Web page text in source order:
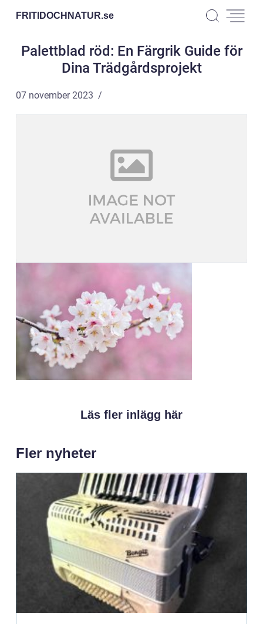
FRITIDOCHNATUR.se
Palettblad röd: En Färgrik Guide för
Dina Trädgårdsprojekt
07 november 2023
Läs fler inlägg här
Fler nyheter